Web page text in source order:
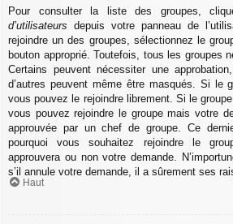
Pour consulter la liste des groupes,
d’utilisateurs depuis votre panneau de
rejoindre un des groupes, sélectionnez le
bouton approprié. Toutefois, tous les groupes
Certains peuvent nécessiter une
d’autres peuvent même être masqués. Si le
vous pouvez le rejoindre librement. Si le
vous pouvez rejoindre le groupe mais votre
approuvée par un chef de groupe. Ce
pourquoi vous souhaitez rejoindre le
approuvera ou non votre demande.
s’il annule votre demande, il a sûrement ses
Haut